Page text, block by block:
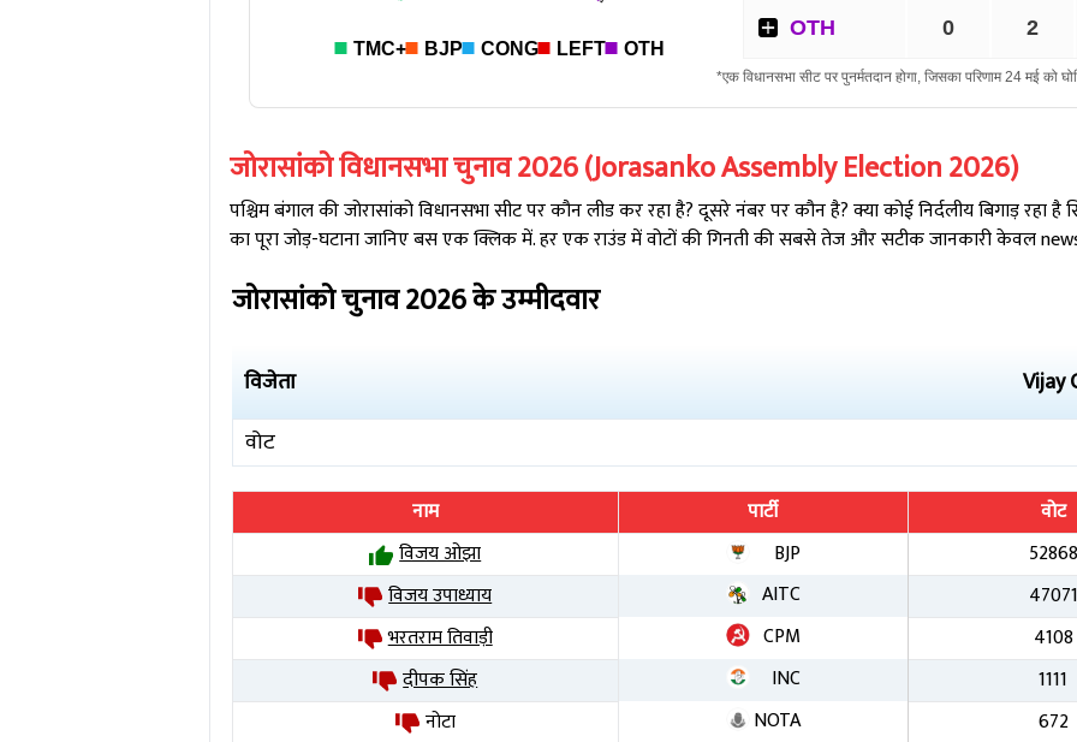
जोरासांकोविधानसभा चुनाव2026(JorasankoAssembly Election2026)
पश्चिम बंगालकीजोरासांकोविधानसभा सीट पर कौन लीड कर रहा है? दूसरे नंबर पर कौन है? क्या कोई निर्दलीय बिगाड़ रहा है
का पूरा जोड़-घटाना जानिए बस एक क्लिक में. हर एक राउंड में वोटों की गिनती की सबसे तेज और सटीक जानकारी केवल
जोरासांकोचुनाव2026के उम्मीदवार
विजेता Vijay
वोट
नाम पार्टी
वोट
विजय ओझा
BJP
52868
विजय उपाध्याय
AITC
47071
भरतराम तिवाड़ी
CPM
4108
दीपक सिंह
INC
1111
नोटा
NOTA
672